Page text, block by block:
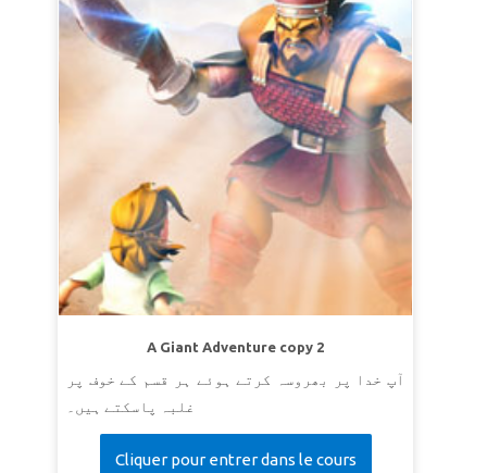
A Giant Adventure copy 2
آپ خدا پر بھروسہ کرتے ہوئے ہر قسم کے خوف پر
Cliquer pour entrer dans le cours